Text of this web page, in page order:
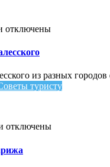
к
Как
Переславля-
Залесского
отключены
из разных
туристу
к
Как
доехать
отключены